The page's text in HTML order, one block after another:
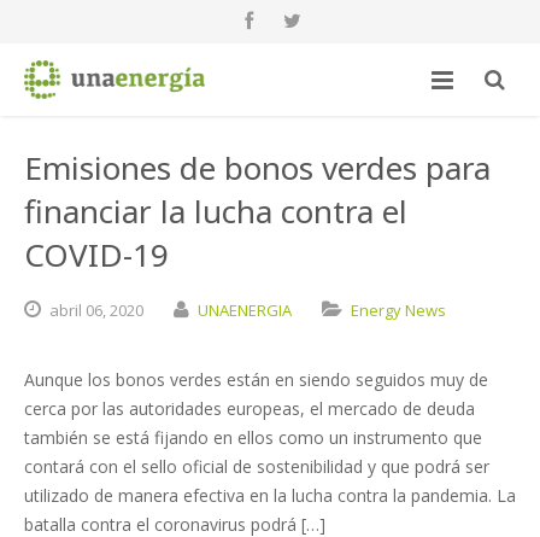
Emisiones de bonos verdes para
financiar la lucha contra el
COVID-19
abril 06,2020 UNAENERGIA Energy News
Aunque los bonos verdes están en siendo seguidos muy de
cerca por las autoridades europeas, el mercado de deuda
también se está fijando en ellos como un instrumento que
contará con el sello oficial de sostenibilidad y que podrá ser
utilizado de manera efectiva en la lucha contra la pandemia. La
batalla contra el coronavirus podrá […]